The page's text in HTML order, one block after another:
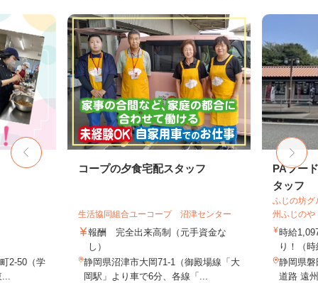
2-50（学
コープの夕食宅配スタッフ
生活協同組合ユーコープ 沼津センター
報酬 完全出来高制（元手資金な
し）
静岡県沼津市大岡71-1（御殿場線「大
岡駅」より車で6分、各線「...
PAフー
タッフ
ふじの坊
州ふじのや
時給
り！（
静岡県
道路 遠